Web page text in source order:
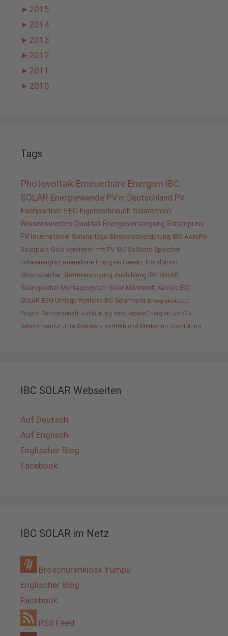
► 2015
► 2014
► 2013
► 2012
► 2011
► 2010
Tags
Photovoltaik Erneuerbare Energien IBC
SOLAR Energiewende PV in Deutschland PV
Fachpartner EEG Eigenverbrauch Solarstrom
Wissenswertes Qualität Energieversorgung Strompreis
PV International Solaranlage Einspeisevergütung IBC AeroFix
Solarpark Geld verdienen mit PV IBC SolStore Speicher
solarenergie Erneuerbare Energien Gesetz Installation
Stromspeicher Stromversorgung Ausbildung IBC SOLAR
Solarspeicher Montagesystem Solar Möhrstedt Karriere IBC
SOLAR EEG-Umlage Portfolio IBC Solarmarkt Energiekonzept
Projekt Partnerschaft Ausbildung erneuerbare Energien AeroFix
Solarförderung Jura Solarpark Vertrieb und Marketing Ausbildung
IBC SOLAR Webseiten
Auf Deutsch
Auf Englisch
Englischer Blog
Facebook
IBC SOLAR im Netz
Broschürenkiosk Yumpu
Englischer Blog
Facebook
RSS Feed